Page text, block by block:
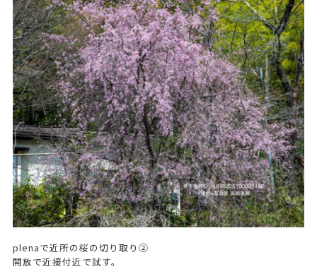
plenaで近所の桜の切り取り②
開放で近接付近で試す。